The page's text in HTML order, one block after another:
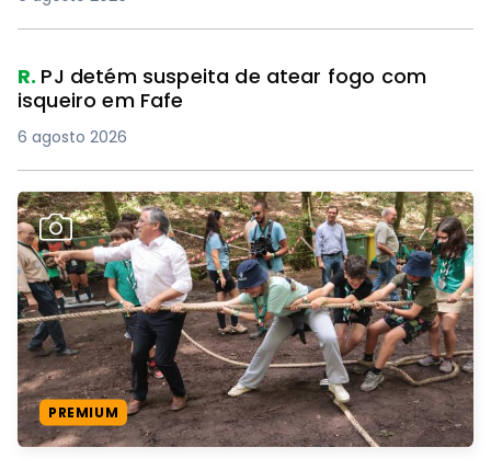
R. PJ detém suspeita de atear fogo com
isqueiro em Fafe
6 agosto 2026
PREMIUM